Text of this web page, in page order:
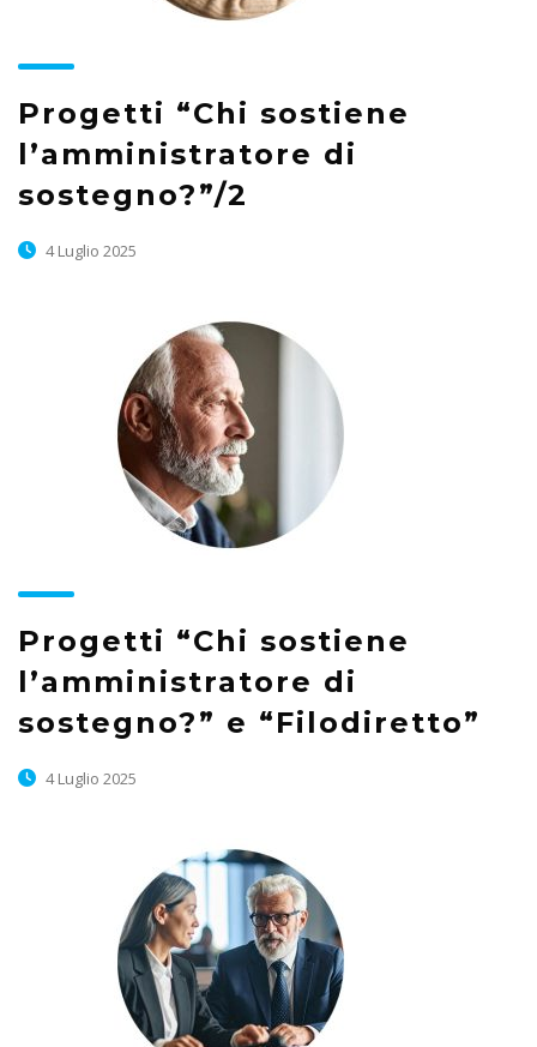
Progetti “Chi sostiene
l’amministratore di
sostegno?”/2
4 Luglio 2025
Progetti “Chi sostiene
l’amministratore di
sostegno?” e “Filodiretto”
4 Luglio 2025